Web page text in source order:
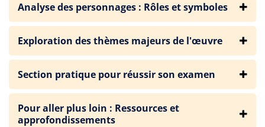
Analyse des personnages : Rôles et symboles
Exploration des thèmes majeurs de l'œuvre
Section pratique pour réussir son examen
Pour aller plus loin : Ressources et
approfondissements